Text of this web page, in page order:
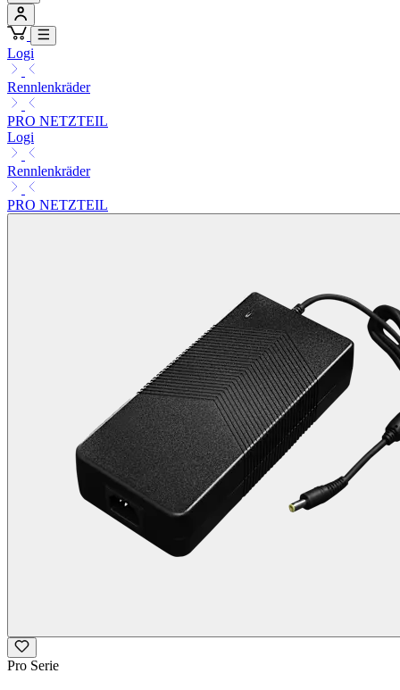
Logi
Rennlenkräder
PRO NETZTEIL
Logi
Rennlenkräder
PRO NETZTEIL
Pro Serie